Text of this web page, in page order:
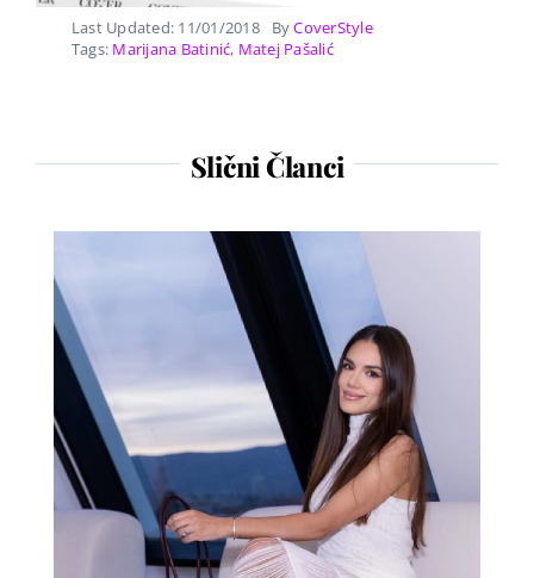
Last Updated: 11/01/2018 ByCoverStyle
Tags: Marijana Batinić, Matej Pašalić
Slični Članci